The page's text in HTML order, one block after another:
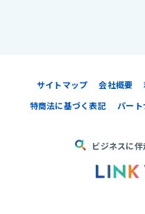
サイトマップ 会社概要
特商法に基づく表記
パー
ビジネスに